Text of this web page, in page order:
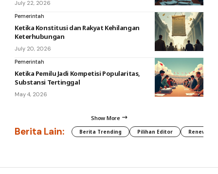
July 22, 2026
Pemerintah
Ketika Konstitusi dan Rakyat Kehilangan
Keterhubungan
July 20, 2026
Pemerintah
Ketika Pemilu Jadi Kompetisi Popularitas,
Substansi Tertinggal
May 4, 2026
Show More
Berita Lain: Berita Trending Pilihan Editor